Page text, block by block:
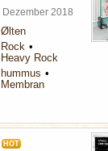
Dezember 2018
Ølten
Rock
Heavy Rock
hummus
Membran
HOT